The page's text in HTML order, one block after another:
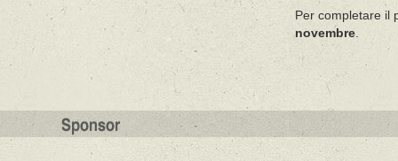
Per completare il
novembre.